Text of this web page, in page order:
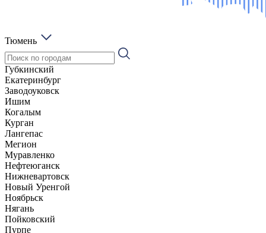
Тюмень
Губкинский
Екатеринбург
Заводоуковск
Ишим
Когалым
Курган
Лангепас
Мегион
Муравленко
Нефтеюганск
Нижневартовск
Новый Уренгой
Ноябрьск
Нягань
Пойковский
Пурпе